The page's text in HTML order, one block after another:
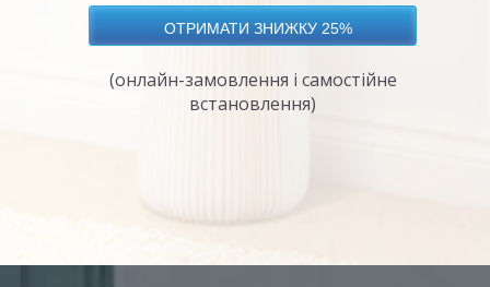
(онлайн-замовлення і самостійне
встановлення)